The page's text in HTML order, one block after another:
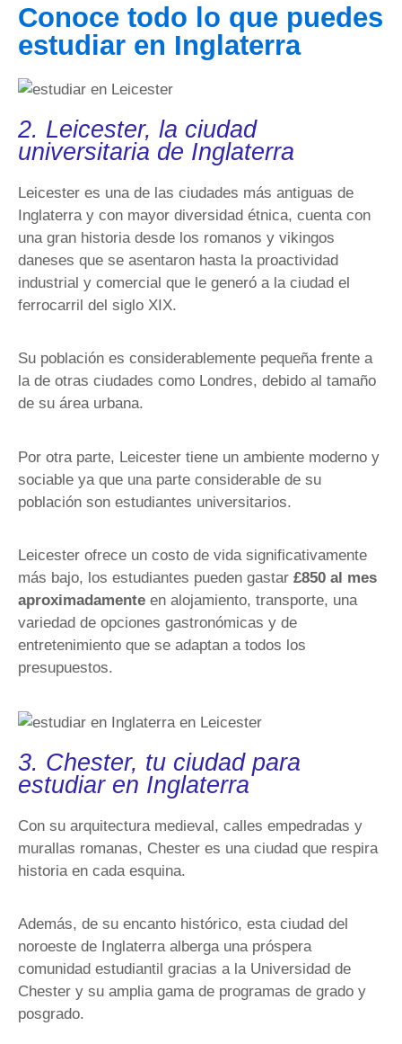
Conoce todo lo que puedes
estudiar en Inglaterra
2. Leicester, la ciudad
universitaria de Inglaterra
Leicester es una de las ciudades más antiguas de
Inglaterra y con mayor diversidad étnica, cuenta con
una gran historia desde los romanos y vikingos
daneses que se asentaron hasta la proactividad
industrial y comercial que le generó a la ciudad el
ferrocarril del siglo XIX.
Su población es considerablemente pequeña frente a
la de otras ciudades como Londres, debido al tamaño
de su área urbana.
Por otra parte, Leicester tiene un ambiente moderno y
sociable ya que una parte considerable de su
población son estudiantes universitarios.
Leicester ofrece un costo de vida significativamente
más bajo, los estudiantes pueden gastar £850 al mes
aproximadamente en alojamiento, transporte, una
variedad de opciones gastronómicas y de
entretenimiento que se adaptan a todos los
presupuestos.
3. Chester, tu ciudad para
estudiar en Inglaterra
Con su arquitectura medieval, calles empedradas y
murallas romanas, Chester es una ciudad que respira
historia en cada esquina.
Además, de su encanto histórico, esta ciudad del
noroeste de Inglaterra alberga una próspera
comunidad estudiantil gracias a la Universidad de
Chester y su amplia gama de programas de grado y
posgrado.